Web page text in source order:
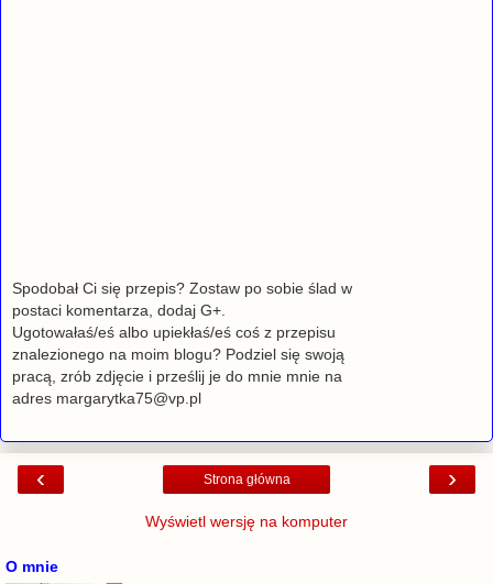
Spodobał Ci się przepis? Zostaw po sobie ślad w
postaci komentarza, dodaj G+.
Ugotowałaś/eś albo upiekłaś/eś coś z przepisu
znalezionego na moim blogu? Podziel się swoją
pracą, zrób zdjęcie i prześlij je do mnie mnie na
adres margarytka75@vp.pl
‹ ›
Strona główna
Wyświetl wersję na komputer
O mnie